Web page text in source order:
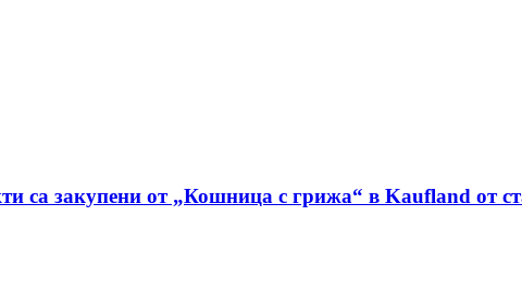
са закупени от „Кошница с грижа“ в Kaufland от